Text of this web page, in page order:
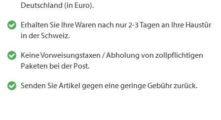
Deutschland (in Euro).
Erhalten Sie Ihre Waren nach nur 2-3 Tagen an Ihre Haustür
in der Schweiz.
Keine Vorweisungstaxen / Abholung von zollpflichtigen
Paketen bei der Post.
Senden Sie Artikel gegen eine geringe Gebühr zurück.